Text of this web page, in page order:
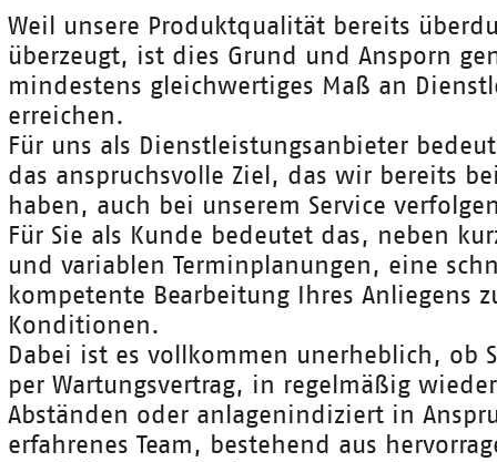
Weil unsere Produktqualität bereits
überzeugt, ist dies Grund und Ansporn
mindestens gleichwertiges Maß an
erreichen.
Für uns als Dienstleistungsanbieter
das anspruchsvolle Ziel, das wir bereits
haben, auch bei unserem Service
Für Sie als Kunde bedeutet das, neben
und variablen Terminplanungen, eine
kompetente Bearbeitung Ihres Anliegens
Konditionen.
Dabei ist es vollkommen unerheblich, ob
per Wartungsvertrag, in regelmäßig
Abständen oder anlagenindiziert in
erfahrenes Team, bestehend aus